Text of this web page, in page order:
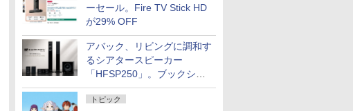
ーセール。Fire TV Stick HD
が29% OFF
アバック、リビングに調和す
るシアタースピーカー
「HFSP250」。ブックシェ
ルフはペア3万円以下
トピック